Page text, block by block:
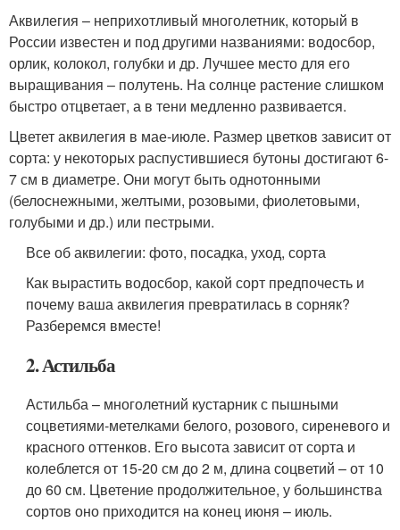
Аквилегия – неприхотливый многолетник, который в
России известен и под другими названиями: водосбор,
орлик, колокол, голубки и др. Лучшее место для его
выращивания – полутень. На солнце растение слишком
быстро отцветает, а в тени медленно развивается.
Цветет аквилегия в мае-июле. Размер цветков зависит от
сорта: у некоторых распустившиеся бутоны достигают 6-
7 см в диаметре. Они могут быть однотонными
(белоснежными, желтыми, розовыми, фиолетовыми,
голубыми и др.) или пестрыми.
Все об аквилегии: фото, посадка, уход, сорта
Как вырастить водосбор, какой сорт предпочесть и
почему ваша аквилегия превратилась в сорняк?
Разберемся вместе!
2. Астильба
Астильба – многолетний кустарник с пышными
соцветиями-метелками белого, розового, сиреневого и
красного оттенков. Его высота зависит от сорта и
колеблется от 15-20 см до 2 м, длина соцветий – от 10
до 60 см. Цветение продолжительное, у большинства
сортов оно приходится на конец июня – июль.